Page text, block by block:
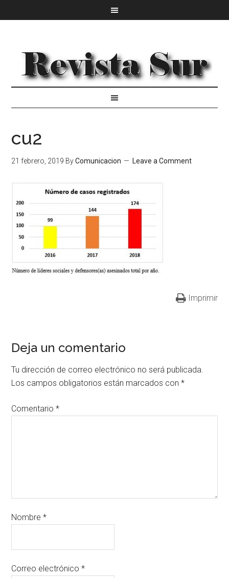
cu2
21 febrero, 2019 ByComunicacion Leave a Comment
Imprimir
Deja un comentario
Tu dirección de correo electrónico no será publicada.
Los campos obligatorios están marcados con*
Comentario*
Nombre*
Correo electrónico*